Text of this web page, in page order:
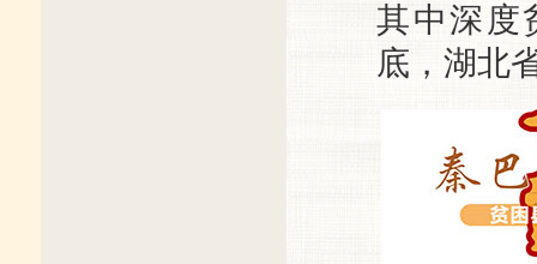
其中深度
底，湖北